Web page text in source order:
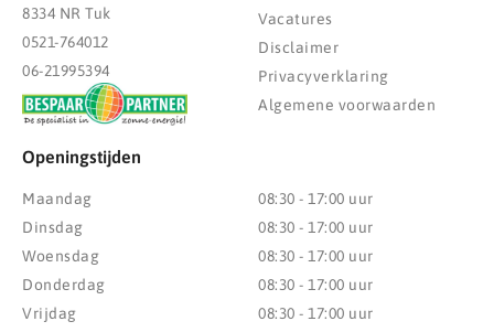
8334 NR Tuk
0521-764012
06-21995394
Vacatures
Disclaimer
Privacyverklaring
Algemene voorwaarden
Openingstijden
Maandag
Dinsdag
Woensdag
Donderdag
Vrijdag
08:30 - 17:00 uur
08:30 - 17:00 uur
08:30 - 17:00 uur
08:30 - 17:00 uur
08:30 - 17:00 uur